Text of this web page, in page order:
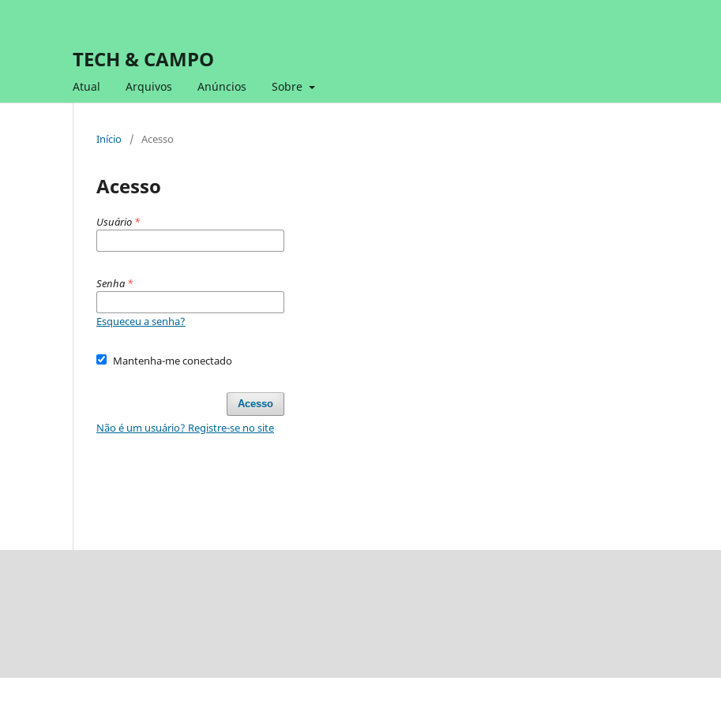
TECH & CAMPO
Atual Arquivos Anúncios Sobre
Início / Acesso
Acesso
Usuário *
Senha *
Esqueceu a senha?
Mantenha-me conectado
Acesso
Não é um usuário? Registre-se no site